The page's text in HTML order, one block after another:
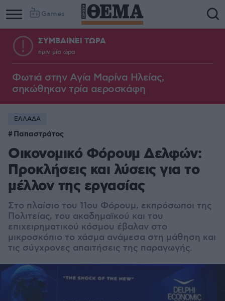
Games
ΣΥΜΒΑΙΝΕΙ ΤΩΡΑ
πριν μία ώρα
Φωτιά στην Aγία Μαρίνα Ηλείας,
σηκώθηκαν τρία αεροσκάφη
ΕΛΛΑΔΑ
Παπαστράτος
Οικονομικό Φόρουμ Δελφών:
Προκλήσεις και λύσεις για το
μέλλον της εργασίας
Στο πλαίσιο του 11ου Φόρουμ, εκπρόσωποι της
Πολιτείας, του ακαδημαϊκού και του
επιχειρηματικού κόσμου έβαλαν στο
μικροσκόπιο το χάσμα ανάμεσα στη μάθηση και
τις σύγχρονες απαιτήσεις της παραγωγής.